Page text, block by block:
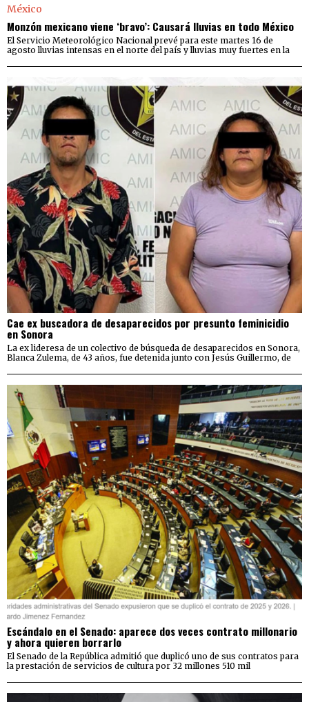
Monzón mexicano viene ‘bravo’: Causará lluvias en todo México
El Servicio Meteorológico Nacional prevé para este martes 16 de
agosto lluvias intensas en el norte del país y lluvias muy fuertes en la
Cae ex buscadora de desaparecidos por presunto feminicidio
en Sonora
La ex lideresa de un colectivo de búsqueda de desaparecidos en Sonora,
Blanca Zulema, de 43 años, fue detenida junto con Jesús Guillermo, de
Escándalo en el Senado: aparece dos veces contrato millonario
y ahora quieren borrarlo
El Senado de la República admitió que duplicó uno de sus contratos para
la prestación de servicios de cultura por 32 millones 510 mil